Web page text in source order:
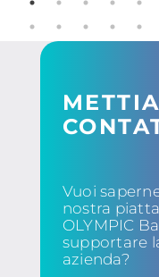
Vuoi
nostra
OLYMPIC
supportare
azienda?